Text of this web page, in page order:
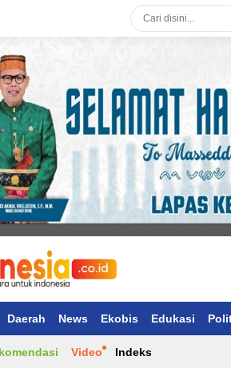
Daerah News Ekobis Edukasi
Video Indeks